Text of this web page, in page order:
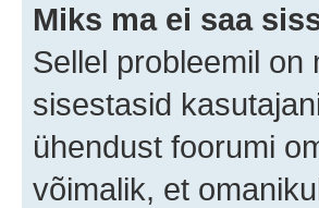
Miks ma ei saa
Sellel probleemil
sisestasid
ühendust foorumi
võimalik, et